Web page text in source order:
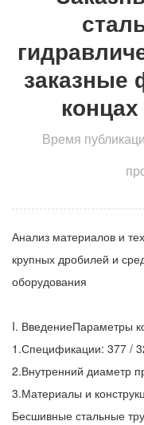
СТАЛЬНЫЕ ТРУБЫ,
ЗАКАЗНЫЕ ФЛАНЦЫ
заказные
Время
Анализ материалов и
крупных дробилей и
оборудования
I. ВведениеПараметры
1.Спецификации: 377 /
2.Внутренний диаметр
3.Материалы и
Бесшивные стальные